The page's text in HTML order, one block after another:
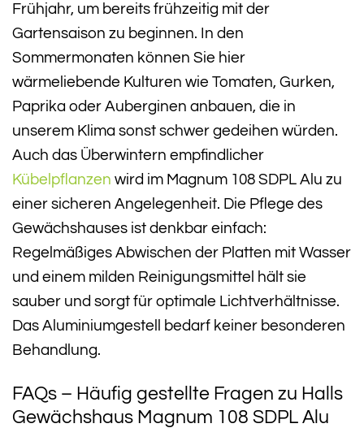
Frühjahr, um bereits frühzeitig mit der
Gartensaison zu beginnen. In den
Sommermonaten können Sie hier
wärmeliebende Kulturen wie Tomaten, Gurken,
Paprika oder Auberginen anbauen, die in
unserem Klima sonst schwer gedeihen würden.
Auch das Überwintern empfindlicher
Kübelpflanzen wird im Magnum 108 SDPL Alu zu
einer sicheren Angelegenheit. Die Pflege des
Gewächshauses ist denkbar einfach:
Regelmäßiges Abwischen der Platten mit Wasser
und einem milden Reinigungsmittel hält sie
sauber und sorgt für optimale Lichtverhältnisse.
Das Aluminiumgestell bedarf keiner besonderen
Behandlung.
FAQs – Häufig gestellte Fragen zu Halls
Gewächshaus Magnum 108 SDPL Alu